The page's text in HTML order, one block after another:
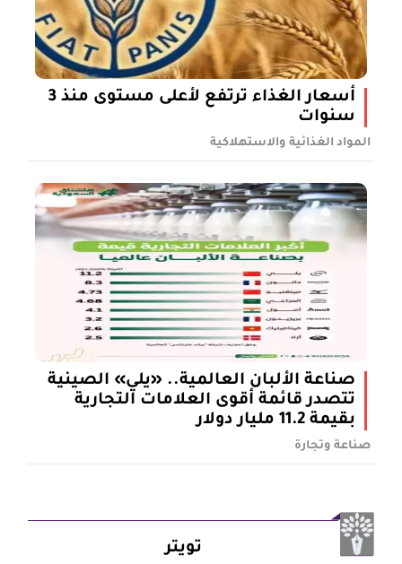
أسعار الغذاء ترتفع لأعلى مستوى منذ 3
سنوات
المواد الغذائية والاستهلاكية
صناعة الألبان العالمية.. «يلي» الصينية
تتصدر قائمة أقوى العلامات التجارية
بقيمة 11.2 مليار دولار
صناعة وتجارة
تويتر